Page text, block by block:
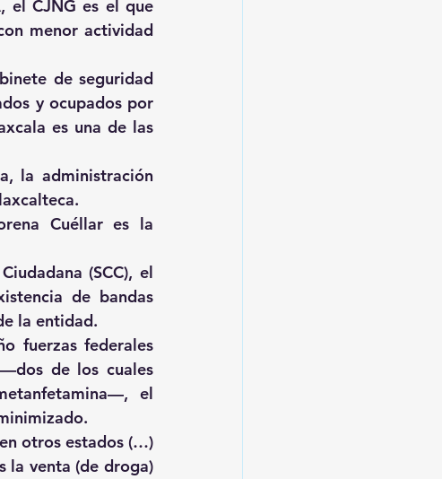
el CJNG es el que
menor actividad
de seguridad
y ocupados por
es una de las
la administración
Cuéllar es la
(SCC), el
de bandas
la entidad.
fuerzas federales
de los cuales
el
otros estados (…)
la venta (de droga)